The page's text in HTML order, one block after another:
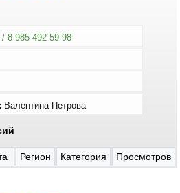
8 985 492 59 98
Валентина Петрова
Регион Категория Просмотров